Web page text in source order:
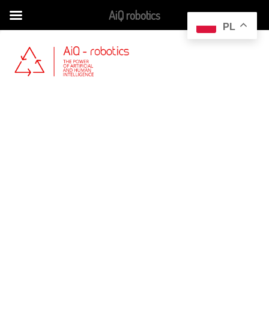
Skip
content
PL
AiQ robotics